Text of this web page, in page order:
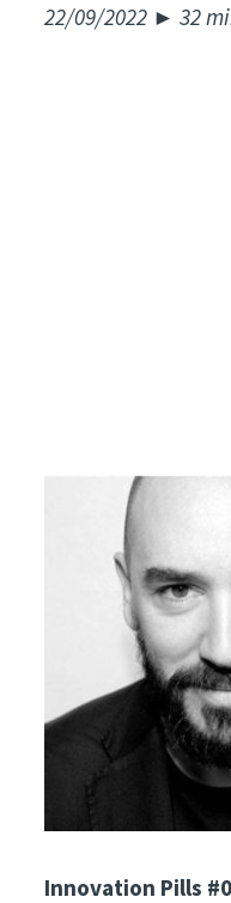
22/09/2022 ► 32
Innovation Pills